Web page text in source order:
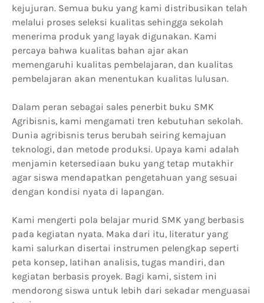
kejujuran. Semua buku yang kami distribusikan telah
melalui proses seleksi kualitas sehingga sekolah
menerima produk yang layak digunakan. Kami
percaya bahwa kualitas bahan ajar akan
memengaruhi kualitas pembelajaran, dan kualitas
pembelajaran akan menentukan kualitas lulusan.
Dalam peran sebagai sales penerbit buku SMK
Agribisnis, kami mengamati tren kebutuhan sekolah.
Dunia agribisnis terus berubah seiring kemajuan
teknologi, dan metode produksi. Upaya kami adalah
menjamin ketersediaan buku yang tetap mutakhir
agar siswa mendapatkan pengetahuan yang sesuai
dengan kondisi nyata di lapangan.
Kami mengerti pola belajar murid SMK yang berbasis
pada kegiatan nyata. Maka dari itu, literatur yang
kami salurkan disertai instrumen pelengkap seperti
peta konsep, latihan analisis, tugas mandiri, dan
kegiatan berbasis proyek. Bagi kami, sistem ini
mendorong siswa untuk lebih dari sekadar menguasai